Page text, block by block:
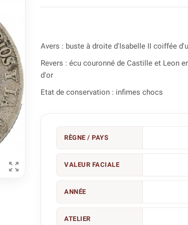

Avers : buste à droite d'Isabelle II coiffée
Revers : écu couronné de Castille et Leon
d'or
Etat de conservation : infimes chocs
RÈGNE / PAYS
VALEUR FACIALE
ANNÉE
ATELIER